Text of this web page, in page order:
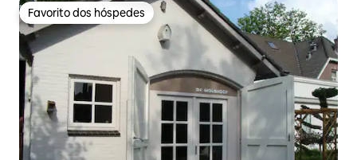
Favorito dos hóspedes
Favorito dos hóspedes